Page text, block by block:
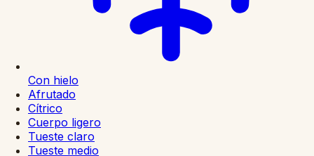
Con hielo
Afrutado
Cítrico
Cuerpo ligero
Tueste claro
Tueste medio